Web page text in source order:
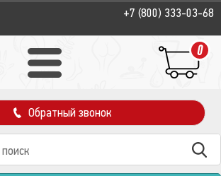
+7 (800) 333-03-68
0
Обратный звонок